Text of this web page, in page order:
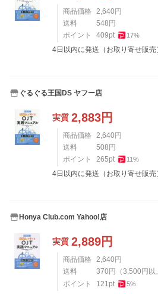
商品価格 2,640 円
送料
548 円
ポイント
409pt 17%
4日以内に発送（お取り寄せ販売
ぐるぐる王国DS ヤフー店
実質 2,883円
商品価格 2,640 円
送料
508 円
ポイント
265pt 11%
4日以内に発送（お取り寄せ販売
Honya Club.com Yahoo!店
実質 2,889円
商品価格 2,640 円
送料
370 円 （3,500 円以
ポイント
121pt 5%